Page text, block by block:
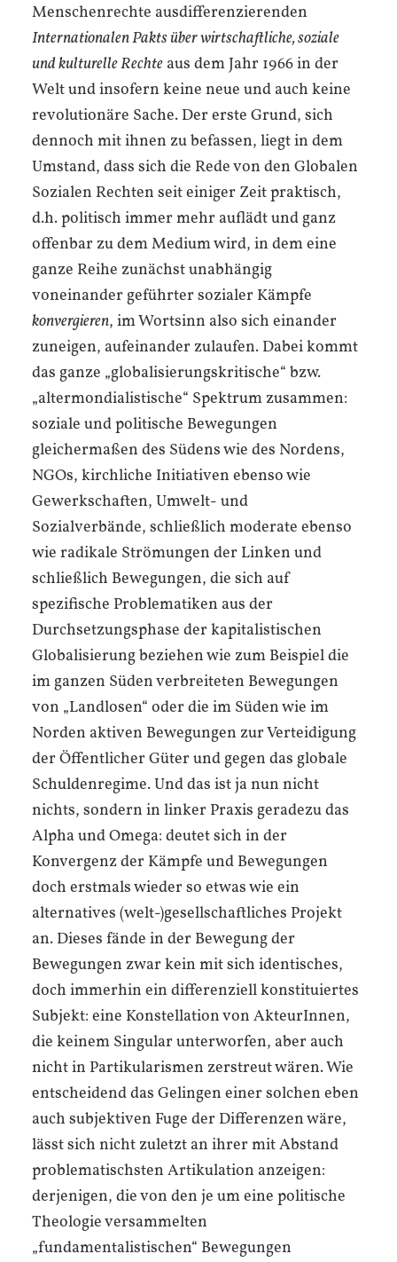
Menschenrechte ausdifferenzierenden
Internationalen Pakts über wirtschaftliche, soziale
und kulturelle Rechte aus dem Jahr 1966 in der
Welt und insofern keine neue und auch keine
revolutionäre Sache. Der erste Grund, sich
dennoch mit ihnen zu befassen, liegt in dem
Umstand, dass sich die Rede von den Globalen
Sozialen Rechten seit einiger Zeit praktisch,
d.h. politisch immer mehr auflädt und ganz
offenbar zu dem Medium wird, in dem eine
ganze Reihe zunächst unabhängig
voneinander geführter sozialer Kämpfe
konvergieren, im Wortsinn also sich einander
zuneigen, aufeinander zulaufen. Dabei kommt
das ganze „globalisierungskritische“ bzw.
„altermondialistische“ Spektrum zusammen:
soziale und politische Bewegungen
gleichermaßen des Südens wie des Nordens,
NGOs, kirchliche Initiativen ebenso wie
Gewerkschaften, Umwelt- und
Sozialverbände, schließlich moderate ebenso
wie radikale Strömungen der Linken und
schließlich Bewegungen, die sich auf
spezifische Problematiken aus der
Durchsetzungsphase der kapitalistischen
Globalisierung beziehen wie zum Beispiel die
im ganzen Süden verbreiteten Bewegungen
von „Landlosen“ oder die im Süden wie im
Norden aktiven Bewegungen zur Verteidigung
der Öffentlicher Güter und gegen das globale
Schuldenregime. Und das ist ja nun nicht
nichts, sondern in linker Praxis geradezu das
Alpha und Omega: deutet sich in der
Konvergenz der Kämpfe und Bewegungen
doch erstmals wieder so etwas wie ein
alternatives (welt-)gesellschaftliches Projekt
an. Dieses fände in der Bewegung der
Bewegungen zwar kein mit sich identisches,
doch immerhin ein differenziell konstituiertes
Subjekt: eine Konstellation von AkteurInnen,
die keinem Singular unterworfen, aber auch
nicht in Partikularismen zerstreut wären. Wie
entscheidend das Gelingen einer solchen eben
auch subjektiven Fuge der Differenzen wäre,
lässt sich nicht zuletzt an ihrer mit Abstand
problematischsten Artikulation anzeigen:
derjenigen, die von den je um eine politische
Theologie versammelten
„fundamentalistischen“ Bewegungen